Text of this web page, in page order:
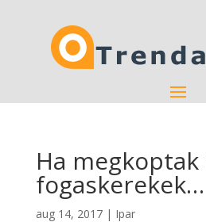
Ha megkoptak
fogaskerekek…
aug 14, 2017| Ipar